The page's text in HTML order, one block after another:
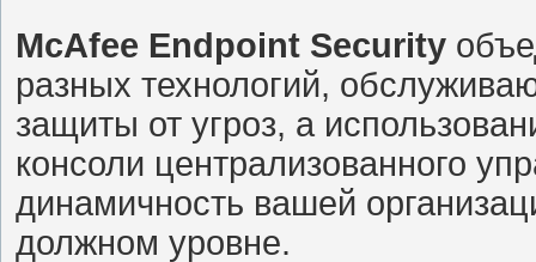
McAfee Endpoint Security
разных технологий,
защиты от угроз, а
консоли централизованного
динамичность вашей
должном уровне.